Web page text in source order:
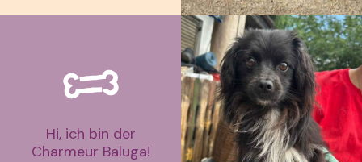
Hi, ich bin der
Charmeur Baluga!